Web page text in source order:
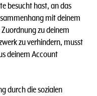
besucht hast, an das
mit deinem
zu deinem
zu verhindern, musst
deinem Account
durch die sozialen